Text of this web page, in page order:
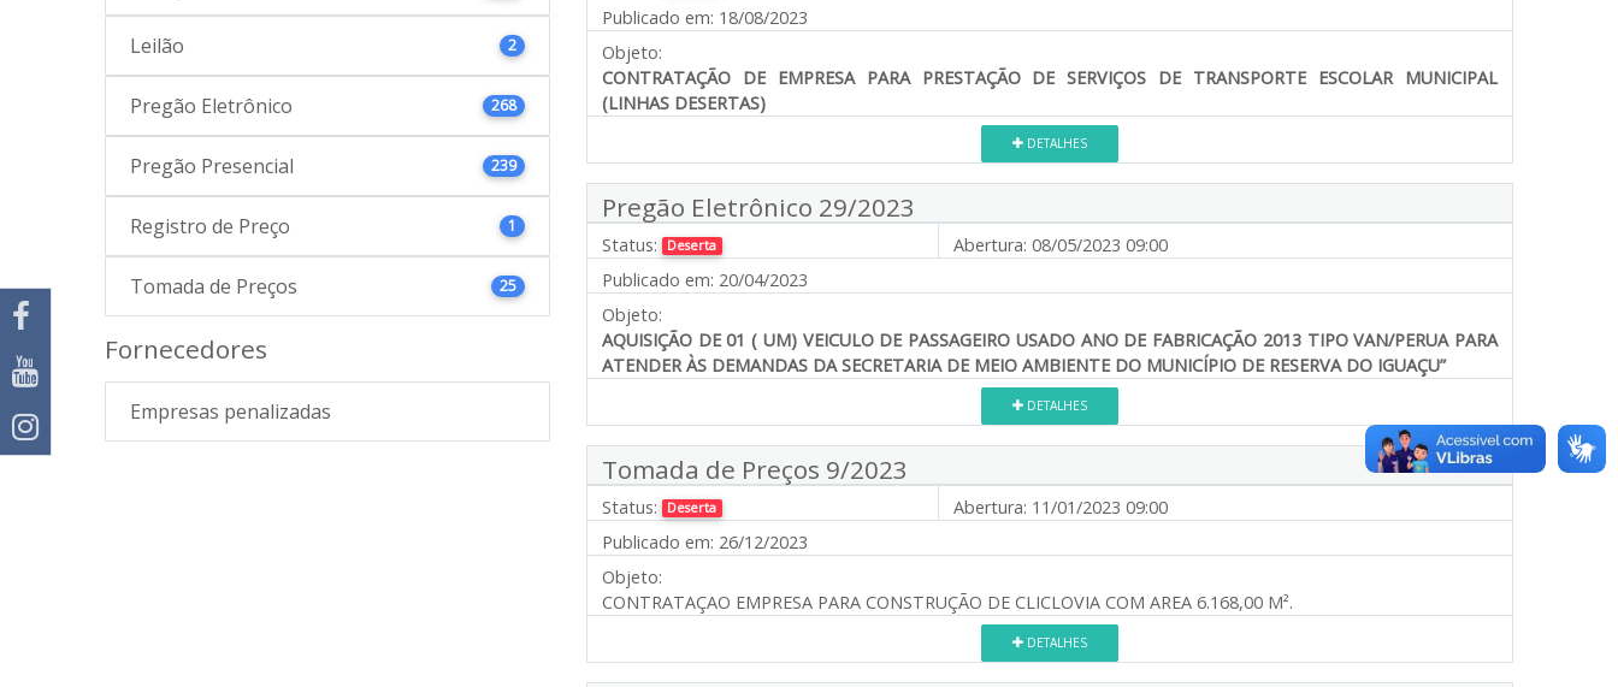
Leilão 2
Pregão Eletrônico 268
Pregão Presencial 239
Registro de Preço 1
Tomada de Preços 25
Fornecedores
Empresas penalizadas
Publicado em: 18/08/2023
Objeto:
CONTRATAÇÃO DE EMPRESA PARA PRESTAÇÃO DE SERVIÇOS DE TRANSPORTE ESCOLAR MUNICIPAL
(LINHAS DESERTAS)
DETALHES
Pregão Eletrônico 29/2023
Status: Deserta Abertura: 08/05/2023 09:00
Publicado em: 20/04/2023
Objeto:
AQUISIÇÃO DE 01 ( UM) VEICULO DE PASSAGEIRO USADO ANO DE FABRICAÇÃO 2013 TIPO VAN/PERUA PARA
ATENDER ÀS DEMANDAS DA SECRETARIA DE MEIO AMBIENTE DO MUNICÍPIO DE RESERVA DO IGUAÇU”
DETALHES
Tomada de Preços 9/2023
Status: Deserta Abertura: 11/01/2023 09:00
Publicado em: 26/12/2023
Objeto:
CONTRATAÇAO EMPRESA PARA CONSTRUÇÃO DE CLICLOVIA COM AREA 6.168,00 M².
DETALHES